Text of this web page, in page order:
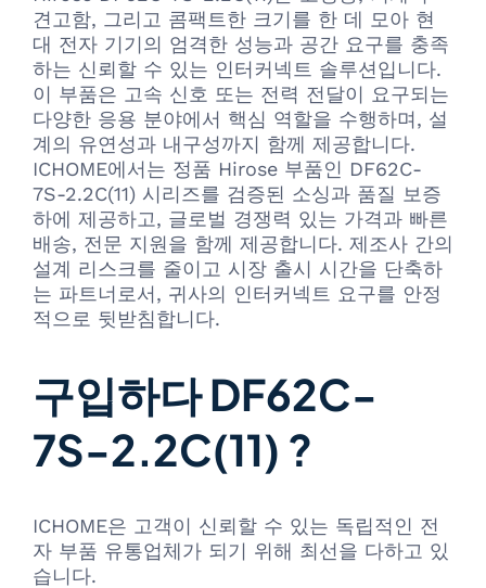
견고함, 그리고 콤팩트한 크기를 한 데 모아 현
대 전자 기기의 엄격한 성능과 공간 요구를 충족
하는 신뢰할 수 있는 인터커넥트 솔루션입니다.
이 부품은 고속 신호 또는 전력 전달이 요구되는
다양한 응용 분야에서 핵심 역할을 수행하며, 설
계의 유연성과 내구성까지 함께 제공합니다.
ICHOME에서는 정품 Hirose 부품인 DF62C-
7S-2.2C(11) 시리즈를 검증된 소싱과 품질 보증
하에 제공하고, 글로벌 경쟁력 있는 가격과 빠른
배송, 전문 지원을 함께 제공합니다. 제조사 간의
설계 리스크를 줄이고 시장 출시 시간을 단축하
는 파트너로서, 귀사의 인터커넥트 요구를 안정
적으로 뒷받침합니다.
구입하다 DF62C-
7S-2.2C(11) ?
ICHOME은 고객이 신뢰할 수 있는 독립적인 전
자 부품 유통업체가 되기 위해 최선을 다하고 있
습니다.